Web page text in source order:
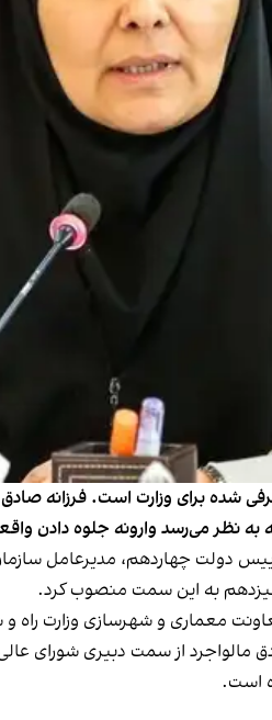
به نظر می‌رسد وارونه جلوه دادن
دولت چهاردهم، مدیرعامل
به این سمت منصوب کرد.
معماری و شهرسازی وزارت راه
مالواجرد از سمت دبیری شورای
است.